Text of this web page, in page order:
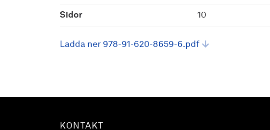
Sidor 10
Ladda ner 978-91-620-8659-6.pdf
KONTAKT